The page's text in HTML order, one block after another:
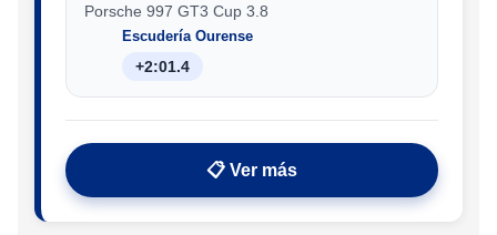
Porsche 997 GT3 Cup 3.8
Escudería Ourense
+2:01.4
📋 Ver más